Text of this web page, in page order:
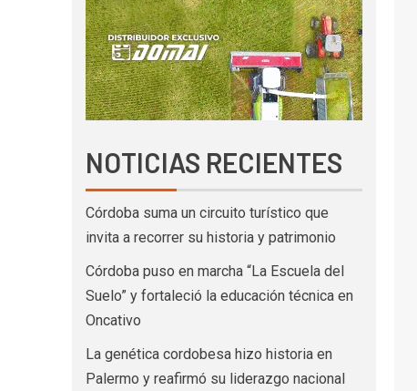
NOTICIAS RECIENTES
Córdoba suma un circuito turístico que
invita a recorrer su historia y patrimonio
Córdoba puso en marcha “La Escuela del
Suelo” y fortaleció la educación técnica en
Oncativo
La genética cordobesa hizo historia en
Palermo y reafirmó su liderazgo nacional